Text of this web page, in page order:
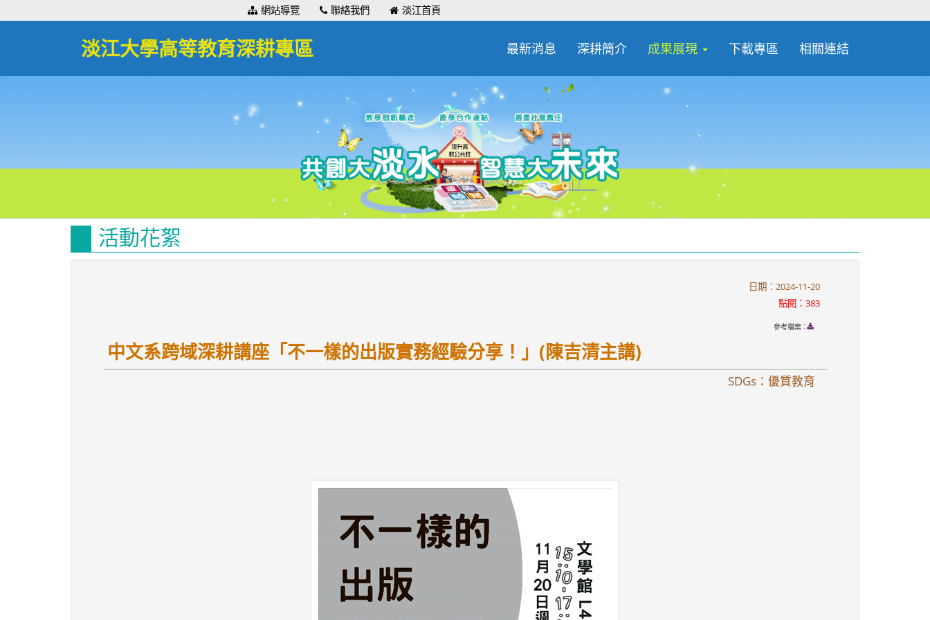
網站導覽 聯絡我們 淡江首頁
淡江大學高等教育深耕專區 最新消息 深耕簡介 成果展現 下載專區 相關連結
活動花絮
日期：2024-11-20
點閱：383
參考檔案：
中文系跨域深耕講座「不一樣的出版實務經驗分享！」(陳吉清主講)
SDGs：優質教育